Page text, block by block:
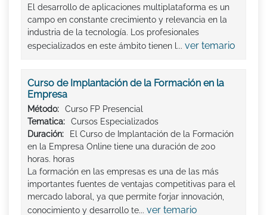
El desarrollo de aplicaciones multiplataforma es un
campo en constante crecimiento y relevancia en la
industria de la tecnología. Los profesionales
especializados en este ámbito tienen l... ver temario
Curso de Implantación de la Formación en la
Empresa
Método:
Curso FP Presencial
Tematica:
Cursos Especializados
Duración:
El Curso de Implantación de la Formación
en la Empresa Online tiene una duración de 200
horas. horas
La formación en las empresas es una de las más
importantes fuentes de ventajas competitivas para el
mercado laboral, ya que permite forjar innovación,
conocimiento y desarrollo te... ver temario